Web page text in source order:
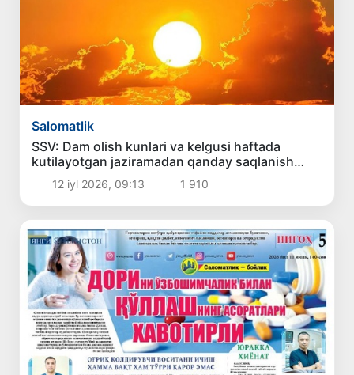
Salomatlik
SSV: Dam olish kunlari va kelgusi haftada
kutilayotgan jaziramadan qanday saqlanish
kerak?12 iyl 2026, 09:13 1 910